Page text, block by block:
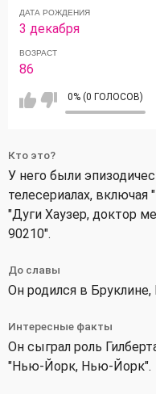
ДАТА РОЖДЕНИЯ
3 декабря
ВОЗРАСТ
86
0% (0 ГОЛОСОВ)
Кто это?
У него были
телесериалах,
"Дуги Хаузер, доктор
90210".
До славы
Он родился в
Интересные факты
Он сыграл роль
"Нью-Йорк, Нью-Йорк".